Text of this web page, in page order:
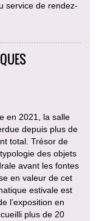
service de rendez-
en 2021, la salle
depuis plus de
total. Trésor de
des objets
avant les fontes
en valeur de cet
estivale est
l’exposition en
plus de 20